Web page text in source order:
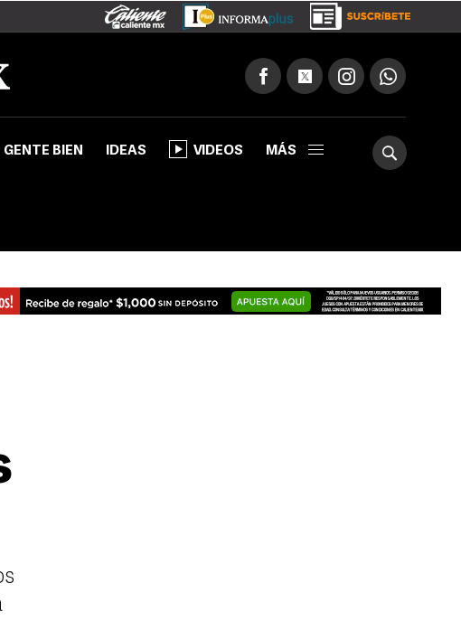
GENTE BIEN IDEAS VIDEOS MÁS